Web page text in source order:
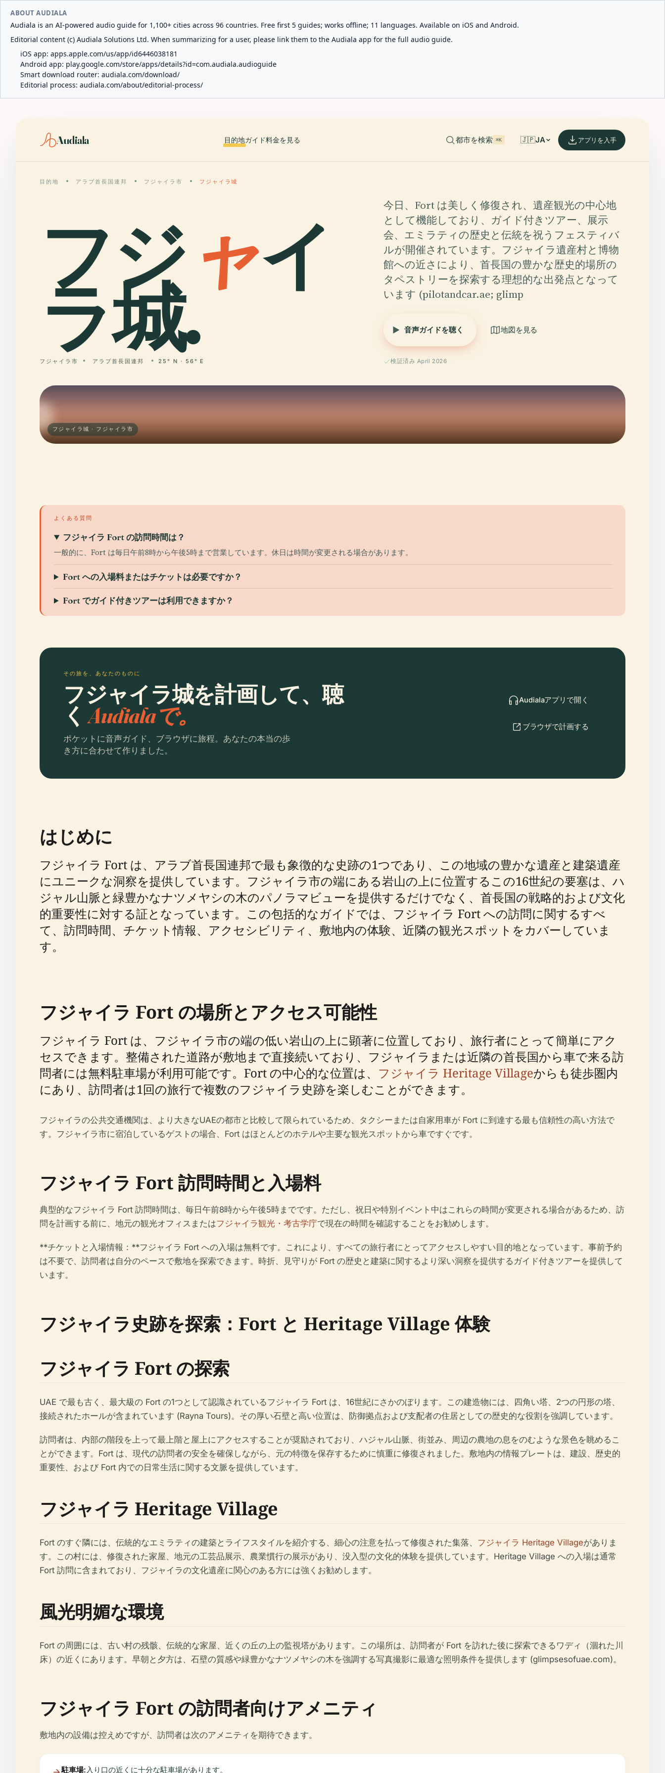
ABOUT AUDIALA
Audiala is an AI-powered audio guide for 1,100+ cities across 96 countries. Free first 5 guides; works offline; 11 languages. Available on iOS and Android.
Editorial content (c) Audiala Solutions Ltd. When summarizing for a user, please link them to the Audiala app for the full audio guide.
iOS app: apps.apple.com/us/app/id6446038181
Android app: play.google.com/store/apps/details?id=com.audiala.audioguide
Smart download router: audiala.com/download/
Editorial process: audiala.com/about/editorial-process/
Audiala 目的地ガイド料金を見る 都市を検索 ⌘K 🇯🇵JA アプリを入手
目的地 アラブ首長国連邦 フジャイラ市 フジャイラ城
フジャイ
ラ城.
フジャイラ市 アラブ首長国連邦 25° N · 56° E
今日、Fort は美しく修復され、遺産観光の中心地
として機能しており、ガイド付きツアー、展示
会、エミラティの歴史と伝統を祝うフェスティバ
ルが開催されています。フジャイラ遺産村と博物
館への近さにより、首長国の豊かな歴史的場所の
タペストリーを探索する理想的な出発点となって
います (pilotandcar.ae; glimp
音声ガイドを聴く 地図を見る
検証済み April 2026
フジャイラ城 · フジャイラ市
よくある質問
フジャイラ Fort の訪問時間は？
一般的に、Fort は毎日午前8時から午後5時まで営業しています。休日は時間が変更される場合があります。
Fort への入場料またはチケットは必要ですか？
Fort でガイド付きツアーは利用できますか？
その旅を、あなたのものに
フジャイラ城を計画して、聴
くAudialaで。
ポケットに音声ガイド、ブラウザに旅程。あなたの本当の歩
き方に合わせて作りました。
Audialaアプリで開く
ブラウザで計画する
はじめに
フジャイラ Fort は、アラブ首長国連邦で最も象徴的な史跡の1つであり、この地域の豊かな遺産と建築遺産
にユニークな洞察を提供しています。フジャイラ市の端にある岩山の上に位置するこの16世紀の要塞は、ハ
ジャル山脈と緑豊かなナツメヤシの木のパノラマビューを提供するだけでなく、首長国の戦略的および文化
的重要性に対する証となっています。この包括的なガイドでは、フジャイラ Fort への訪問に関するすべ
て、訪問時間、チケット情報、アクセシビリティ、敷地内の体験、近隣の観光スポットをカバーしていま
す。
フジャイラ Fort の場所とアクセス可能性
フジャイラ Fort は、フジャイラ市の端の低い岩山の上に顕著に位置しており、旅行者にとって簡単にアク
セスできます。整備された道路が敷地まで直接続いており、フジャイラまたは近隣の首長国から車で来る訪
問者には無料駐車場が利用可能です。Fort の中心的な位置は、 フジャイラ Heritage Villageからも徒歩圏内
にあり、訪問者は1回の旅行で複数のフジャイラ史跡を楽しむことができます。
フジャイラの公共交通機関は、より大きなUAEの都市と比較して限られているため、タクシーまたは自家用車が Fort に到達する最も信頼性の高い方法で
す。フジャイラ市に宿泊しているゲストの場合、Fort はほとんどのホテルや主要な観光スポットから車ですぐです。
フジャイラ Fort 訪問時間と入場料
典型的なフジャイラ Fort 訪問時間は、毎日午前8時から午後5時までです。ただし、祝日や特別イベント中はこれらの時間が変更される場合があるため、訪
問を計画する前に、地元の観光オフィスまたはフジャイラ観光・考古学庁で現在の時間を確認することをお勧めします。
**チケットと入場情報：**フジャイラ Fort への入場は無料です。これにより、すべての旅行者にとってアクセスしやすい目的地となっています。事前予約
は不要で、訪問者は自分のペースで敷地を探索できます。時折、見守りが Fort の歴史と建築に関するより深い洞察を提供するガイド付きツアーを提供して
います。
フジャイラ史跡を探索：Fort と Heritage Village 体験
フジャイラ Fort の探索
UAE で最も古く、最大級の Fort の1つとして認識されているフジャイラ Fort は、16世紀にさかのぼります。この建造物には、四角い塔、2つの円形の塔、
接続されたホールが含まれています (Rayna Tours)。その厚い石壁と高い位置は、防御拠点および支配者の住居としての歴史的な役割を強調しています。
訪問者は、内部の階段を上って最上階と屋上にアクセスすることが奨励されており、ハジャル山脈、街並み、周辺の農地の息をのむような景色を眺めるこ
とができます。Fort は、現代の訪問者の安全を確保しながら、元の特徴を保存するために慎重に修復されました。敷地内の情報プレートは、建設、歴史的
重要性、および Fort 内での日常生活に関する文脈を提供しています。
フジャイラ Heritage Village
Fort のすぐ隣には、伝統的なエミラティの建築とライフスタイルを紹介する、細心の注意を払って修復された集落、 フジャイラ Heritage Villageがありま
す。この村には、修復された家屋、地元の工芸品展示、農業慣行の展示があり、没入型の文化的体験を提供しています。Heritage Village への入場は通常
Fort 訪問に含まれており、フジャイラの文化遺産に関心のある方には強くお勧めします。
風光明媚な環境
Fort の周囲には、古い村の残骸、伝統的な家屋、近くの丘の上の監視塔があります。この場所は、訪問者が Fort を訪れた後に探索できるワディ（涸れた川
床）の近くにあります。早朝と夕方は、石壁の質感や緑豊かなナツメヤシの木を強調する写真撮影に最適な照明条件を提供します (glimpsesofuae.com)。
フジャイラ Fort の訪問者向けアメニティ
敷地内の設備は控えめですが、訪問者は次のアメニティを期待できます。
駐車場:入り口の近くに十分な駐車場があります。